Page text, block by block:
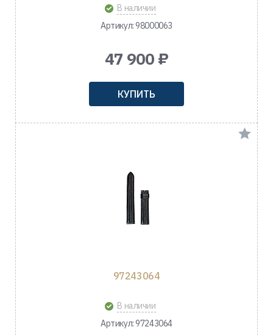
В наличии
Артикул: 98000063
47 900 ₽
КУПИТЬ
97243064
В наличии
Артикул: 97243064